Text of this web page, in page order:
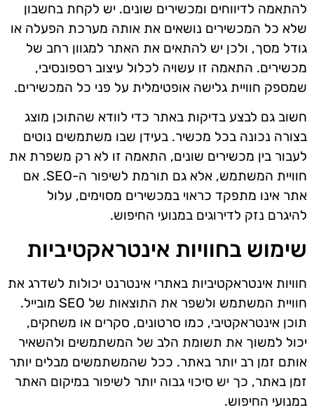
להתאמה לדיווחים ומכשירים שונים. יש לקחת בחשבון
שלא כל המכשירים נושאים את אותה מערכת הפעלה או
גודל מסך, ולכן יש להתאים את האתר למגוון רחב של
מכשירים. התאמה זו עשויה לכלול עיצוב רספונסיבי,
שמספק חוויית גלישה אופטימלית על פני כל המכשירים.
חשוב גם לבצע בדיקות באתר כדי לוודא שהתוכן מוצג
בצורה נכונה בכל מכשיר. בעידן שבו משתמשים נוטים
לעבור בין מכשירים שונים, התאמה זו לא רק משפרת את
חוויית המשתמש, אלא גם תורמת לשיפור ה-SEO. אם
אתר אינו מתפקד כראוי במכשירים מסוימים, עלול
להיגרם נזק לדירוגים במנועי החיפוש.
שימוש בחוויות אינטראקטיביות
חוויות אינטראקטיביות באתרי אינטרנט יכולות לשדרג את
חוויית המשתמש ולשפר את התוצאות של SEO מובייל.
תוכן אינטראקטיבי, כמו סרטונים, סקרים או משחקים,
יכול למשוך את תשומת הלב של המשתמשים ולהשאיר
אותם זמן רב יותר באתר. ככל שהמשתמשים מבלים יותר
זמן באתר, כך יש סיכוי גבוה יותר לשיפור במיקום האתר
במנועי החיפוש.